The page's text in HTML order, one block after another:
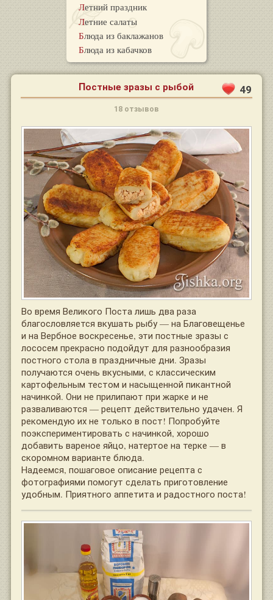
Летний праздник
Летние салаты
Блюда из баклажанов
Блюда из кабачков
Постные зразы с рыбой 49
18 отзывов
Во время Великого Поста лишь два раза
благословляется вкушать рыбу — на Благовещенье
и на Вербное воскресенье, эти постные зразы с
лососем прекрасно подойдут для разнообразия
постного стола в праздничные дни. Зразы
получаются очень вкусными, с классическим
картофельным тестом и насыщенной пикантной
начинкой. Они не прилипают при жарке и не
разваливаются — рецепт действительно удачен. Я
рекомендую их не только в пост! Попробуйте
поэкспериментировать с начинкой, хорошо
добавить вареное яйцо, натертое на терке — в
скоромном варианте блюда.
Надеемся, пошаговое описание рецепта с
фотографиями помогут сделать приготовление
удобным. Приятного аппетита и радостного поста!